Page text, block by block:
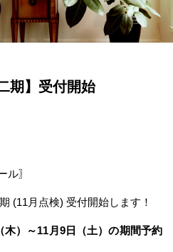
期】受付開始
ル〗
(11月点検) 受付開始します！
）～11月9日（土）の期間予約